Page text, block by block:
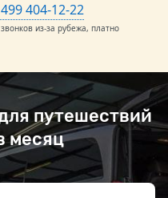
404-12-22
из-за рубежа, платно
путешествий
месяц